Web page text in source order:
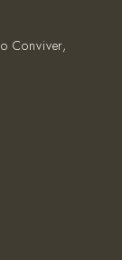
Conviver,